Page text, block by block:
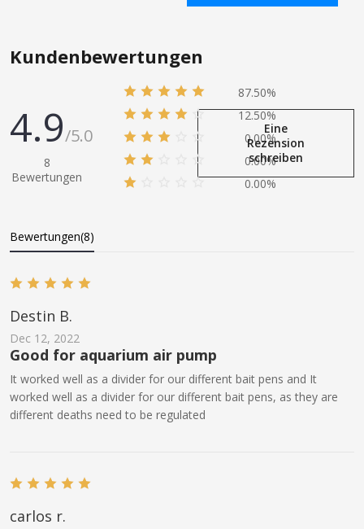
In den Einkaufswagen
Kundenbewertungen
4.9/5.0
8
Bewertungen
87.50%
12.50%
0.00%
0.00%
0.00%
Eine
Rezension
schreiben
Bewertungen(8)
Destin B.
Dec 12, 2022
Good for aquarium air pump
It worked well as a divider for our different bait pens and It
worked well as a divider for our different bait pens, as they are
different deaths need to be regulated
carlos r.